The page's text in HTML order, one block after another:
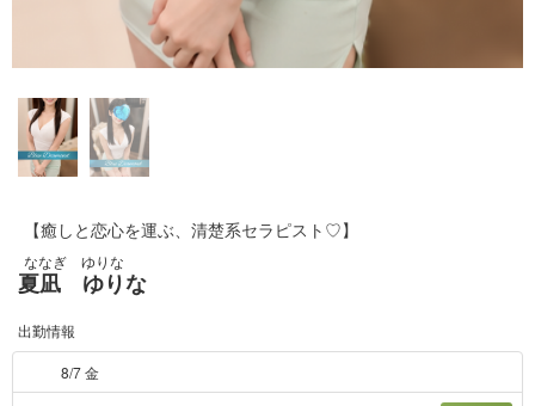
【癒しと恋心を運ぶ、清楚系セラピスト♡】
ななぎ ゆりな
夏凪 ゆりな
出勤情報
8/7 金